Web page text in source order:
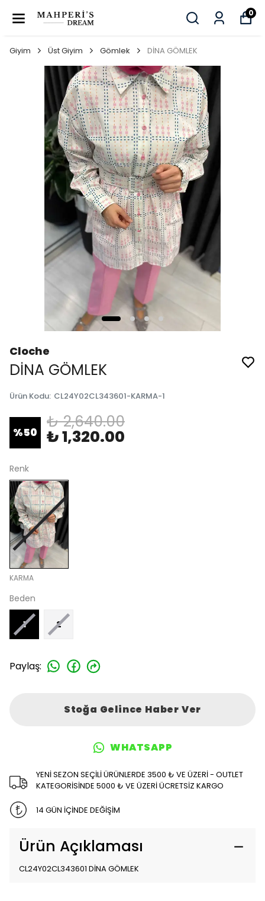
0
Giyim Üst Giyim Gömlek DİNA GÖMLEK
Cloche
DİNA GÖMLEK
Ürün Kodu: CL24Y02CL343601-KARMA-1
%50
₺ 2,640.00
₺ 1,320.00
Renk
KARMA
Beden
1 2
Paylaş:
Stoğa Gelince Haber Ver
WHATSAPP
YENİ SEZON SEÇİLİ ÜRÜNLERDE 3500 ₺ VE ÜZERİ - OUTLET
KATEGORİSİNDE 5000 ₺ VE ÜZERİ ÜCRETSİZ KARGO
14 GÜN İÇİNDE DEĞİŞİM
Ürün Açıklaması
CL24Y02CL343601 DİNA GÖMLEK